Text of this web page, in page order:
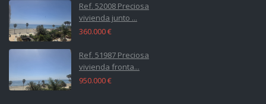
Ref. 52008 Preciosa
vivienda junto ...
360.000 €
Ref. 51987 Preciosa
vivienda fronta...
950.000 €